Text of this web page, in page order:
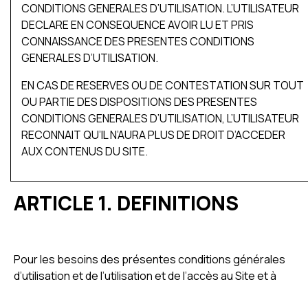
CONDITIONS GENERALES D’UTILISATION. L’UTILISATEUR
DECLARE EN CONSEQUENCE AVOIR LU ET PRIS
CONNAISSANCE DES PRESENTES CONDITIONS
GENERALES D’UTILISATION.
EN CAS DE RESERVES OU DE CONTESTATION SUR TOUT
OU PARTIE DES DISPOSITIONS DES PRESENTES
CONDITIONS GENERALES D’UTILISATION, L’UTILISATEUR
RECONNAIT QU’IL N’AURA PLUS DE DROIT D’ACCEDER
AUX CONTENUS DU SITE.
ARTICLE 1. DEFINITIONS
Pour les besoins des présentes conditions générales
d’utilisation et de l’utilisation et de l’accès au Site et à